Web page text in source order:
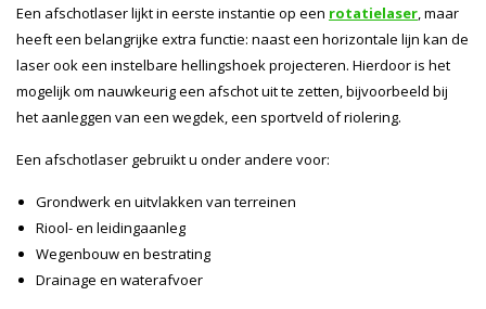
Een afschotlaser lijkt in eerste instantie op een rotatielaser, maar
heeft een belangrijke extra functie: naast een horizontale lijn kan de
laser ook een instelbare hellingshoek projecteren. Hierdoor is het
mogelijk om nauwkeurig een afschot uit te zetten, bijvoorbeeld bij
het aanleggen van een wegdek, een sportveld of riolering.
Een afschotlaser gebruikt u onder andere voor:
Grondwerk en uitvlakken van terreinen
Riool- en leidingaanleg
Wegenbouw en bestrating
Drainage en waterafvoer